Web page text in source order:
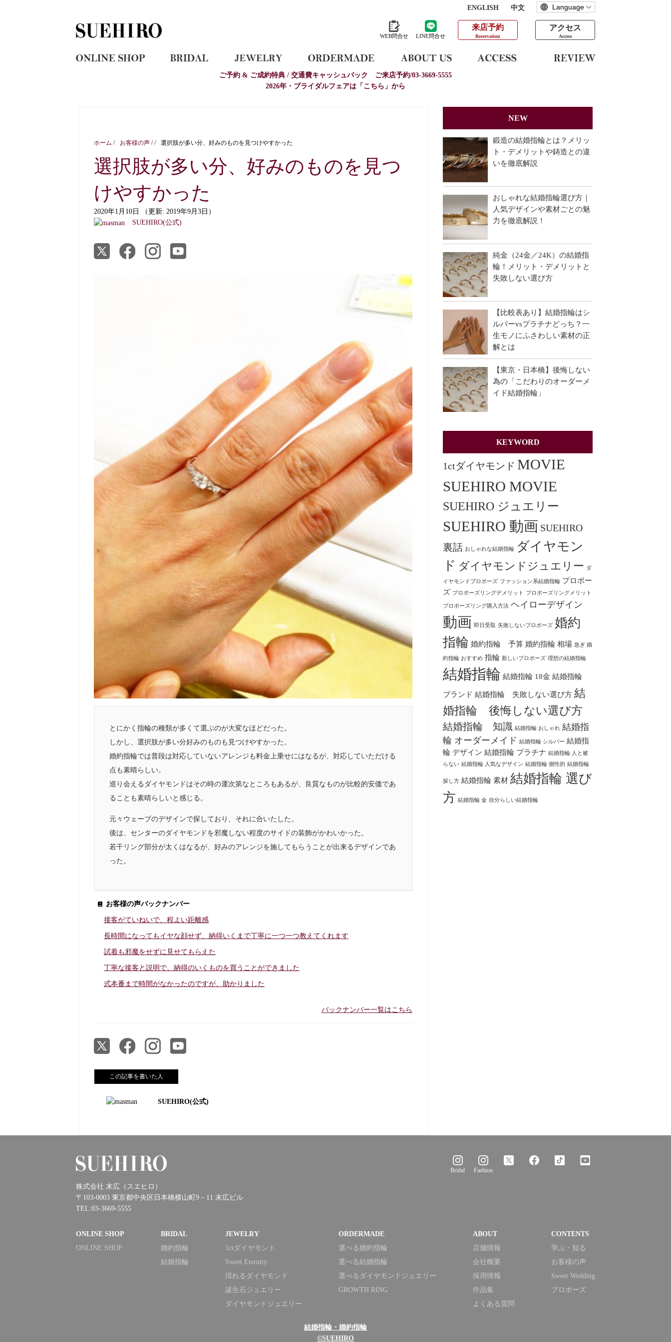
ENGLISH 中文
WEB問合せ LINE問合せ
来店予約
Reservation
アクセス
Access
ご予約 & ご成約特典 / 交通費キャッシュバック
ご来店予約/03-3669-5555
2026年・ブライダルフェアは「こちら」から
ホーム / お客様の声 // 選択肢が多い分、好みのものを見つけやすかった
選択肢が多い分、好みのものを見つ
けやすかった
2020年1月10日
（更新: 2019年9月3日）
SUEHIRO(公式)
とにかく指輪の種類が多くて選ぶのが大変なほどだった。
しかし、選択肢が多い分好みのものも見つけやすかった。
婚約指輪では普段は対応していないアレンジも料金上乗せにはなるが、対応していただける
点も素晴らしい。
巡り会えるダイヤモンドはその時の運次第なところもあるが、良質なものが比較的安価であ
ることも素晴らしいと感じる。
元々ウェーブのデザインで探しており、それに合いたした。
後は、センターのダイヤモンドを邪魔しない程度のサイドの装飾がかわいかった。
若干リング部分が太くはなるが、好みのアレンジを施してもらうことが出来るデザインであ
った。
お客様の声バックナンバー
接客がていねいで、程よい距離感
長時間になってもイヤな顔せず、納得いくまで丁寧に一つ一つ教えてくれます
試着も邪魔をせずに見せてもらえた
丁寧な接客と説明で、納得のいくものを買うことができました
式本番まで時間がなかったのですが、助かりました
バックナンバー一覧はこちら
この記事を書いた人
SUEHIRO(公式)
NEW
鍛造の結婚指輪とは？メリッ
ト・デメリットや鋳造との違
いを徹底解説
おしゃれな結婚指輪選び方｜
人気デザインや素材ごとの魅
力を徹底解説！
純金（24金／24K）の結婚指
輪！メリット・デメリットと
失敗しない選び方
【比較表あり】結婚指輪はシ
ルバーvsプラチナどっち？一
生モノにふさわしい素材の正
解とは
【東京・日本橋】後悔しない
為の「こだわりのオーダーメ
イド結婚指輪」
KEYWORD
1ctダイヤモンド MOVIE
SUEHIRO MOVIE
SUEHIRO ジュエリー
SUEHIRO 動画 SUEHIRO
裏話 おしゃれな結婚指輪
ダイヤモン
ド ダイヤモンドジュエリー ダ
イヤモンドプロポーズ ファッション系結婚指輪 プロポー
ズ プロポーズリングデメリット プロポーズリングメリット
プロポーズリング購入方法 ヘイローデザイン
動画 即日受取 失敗しないプロポーズ 婚約
指輪 婚約指輪 予算 婚約指輪 相場 急ぎ 婚
約指輪 おすすめ 指輪 新しいプロポーズ 理想の結婚指輪
結婚指輪 結婚指輪 18金 結婚指輪
ブランド 結婚指輪 失敗しない選び方 結
婚指輪 後悔しない選び方
結婚指輪 知識 結婚指輪 おしゃれ 結婚指
輪 オーダーメイド 結婚指輪 シルバー 結婚指
輪 デザイン 結婚指輪 プラチナ 結婚指輪 人と被
らない 結婚指輪 人気なデザイン 結婚指輪 個性的 結婚指輪
探し方 結婚指輪 素材 結婚指輪 選び
方 結婚指輪 金 自分らしい結婚指輪
株式会社 末広（スエヒロ）
〒103-0003 東京都中央区日本橋横山町9－11 末広ビル
TEL:03-3669-5555
Bridal Fashion
ONLINE SHOP
ONLINE SHOP
BRIDAL
婚約指輪
結婚指輪
JEWELRY
1ctダイヤモンド
Sweet Eternity
揺れるダイヤモンド
誕生石ジュエリー
ダイヤモンドジュエリー
ORDERMADE
選べる婚約指輪
選べる結婚指輪
選べるダイヤモンドジュエリー
GROWTH RING
ABOUT
店舗情報
会社概要
採用情報
作品集
よくある質問
CONTENTS
学ぶ・知る
お客様の声
Sweet Wedding
プロポーズ
結婚指輪・婚約指輪
©SUEHIRO